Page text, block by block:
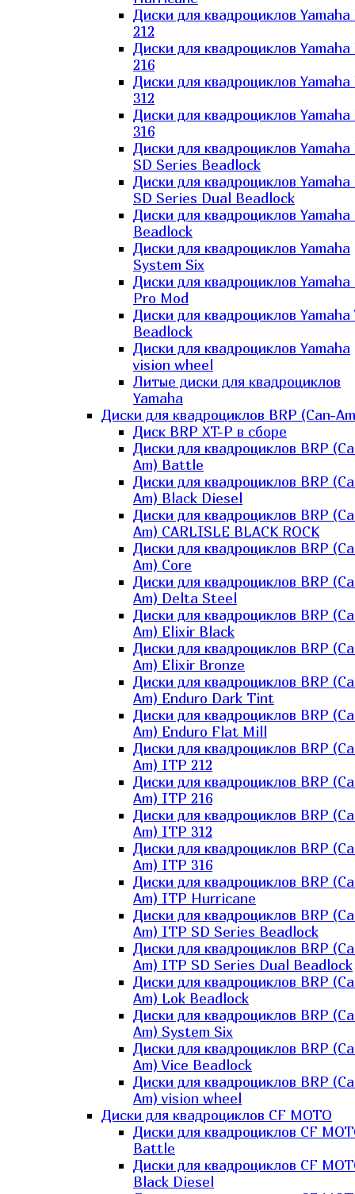
Диски для квадроциклов
212
Диски для квадроциклов
216
Диски для квадроциклов
312
Диски для квадроциклов
316
Диски для квадроциклов
SD Series Beadlock
Диски для квадроциклов
SD Series Dual Beadlock
Диски для квадроциклов Yamaha
Beadlock
Диски для квадроциклов Yamaha
System Six
Диски для квадроциклов Yamaha
Pro Mod
Диски для квадроциклов Yamaha
Beadlock
Диски для квадроциклов Yamaha
vision wheel
Литые диски для квадроциклов
Yamaha
Диски для квадроциклов BRP (Can-
Диск BRP XT-P в сборе
Диски для квадроциклов BRP
Am) Battle
Диски для квадроциклов BRP
Am) Black Diesel
Диски для квадроциклов BRP
Am) CARLISLE BLACK ROCK
Диски для квадроциклов BRP
Am) Core
Диски для квадроциклов BRP
Am) Delta Steel
Диски для квадроциклов BRP
Am) Elixir Black
Диски для квадроциклов BRP
Am) Elixir Bronze
Диски для квадроциклов BRP
Am) Enduro Dark Tint
Диски для квадроциклов BRP
Am) Enduro Flat Mill
Диски для квадроциклов BRP
Am) ITP 212
Диски для квадроциклов BRP
Am) ITP 216
Диски для квадроциклов BRP
Am) ITP 312
Диски для квадроциклов BRP
Am) ITP 316
Диски для квадроциклов BRP
Am) ITP Hurricane
Диски для квадроциклов BRP
Am) ITP SD Series Beadlock
Диски для квадроциклов BRP
Am) ITP SD Series Dual Beadlock
Диски для квадроциклов BRP
Am) Lok Beadlock
Диски для квадроциклов BRP
Am) System Six
Диски для квадроциклов BRP
Am) Vice Beadlock
Диски для квадроциклов BRP
Am) vision wheel
Диски для квадроциклов CF MOTO
Диски для квадроциклов CF
Battle
Диски для квадроциклов CF
Black Diesel